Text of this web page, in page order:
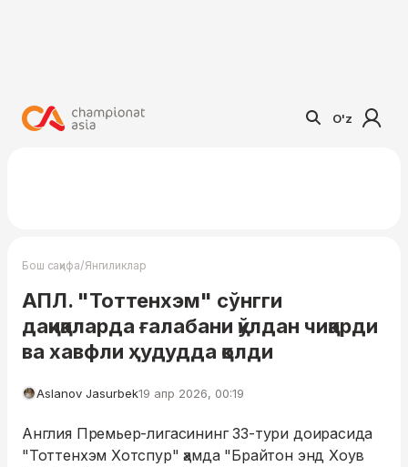
O'z
Бош саҳифа/Янгиликлар
АПЛ. "Тоттенхэм" сўнгги
дақиқаларда ғалабани қўлдан чиқарди
ва хавфли ҳудудда қолди
Aslanov Jasurbek19 апр 2026, 00:19
Англия Премьер-лигасининг 33-тури доирасида
"Тоттенхэм Хотспур" ҳамда "Брайтон энд Хоув